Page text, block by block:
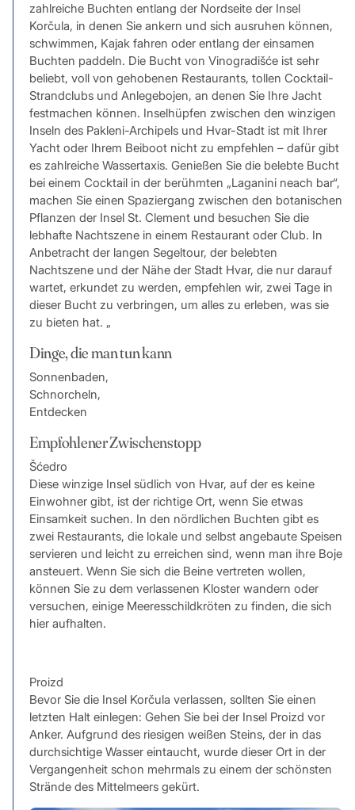
zahlreiche Buchten entlang der Nordseite der Insel
Korčula, in denen Sie ankern und sich ausruhen können,
schwimmen, Kajak fahren oder entlang der einsamen
Buchten paddeln. Die Bucht von Vinogradišće ist sehr
beliebt, voll von gehobenen Restaurants, tollen Cocktail-
Strandclubs und Anlegebojen, an denen Sie Ihre Jacht
festmachen können. Inselhüpfen zwischen den winzigen
Inseln des Pakleni-Archipels und Hvar-Stadt ist mit Ihrer
Yacht oder Ihrem Beiboot nicht zu empfehlen – dafür gibt
es zahlreiche Wassertaxis. Genießen Sie die belebte Bucht
bei einem Cocktail in der berühmten „Laganini neach bar“,
machen Sie einen Spaziergang zwischen den botanischen
Pflanzen der Insel St. Clement und besuchen Sie die
lebhafte Nachtszene in einem Restaurant oder Club. In
Anbetracht der langen Segeltour, der belebten
Nachtszene und der Nähe der Stadt Hvar, die nur darauf
wartet, erkundet zu werden, empfehlen wir, zwei Tage in
dieser Bucht zu verbringen, um alles zu erleben, was sie
zu bieten hat. „
Dinge, die man tun kann
Sonnenbaden,
Schnorcheln,
Entdecken
Empfohlener Zwischenstopp
Šćedro
Diese winzige Insel südlich von Hvar, auf der es keine
Einwohner gibt, ist der richtige Ort, wenn Sie etwas
Einsamkeit suchen. In den nördlichen Buchten gibt es
zwei Restaurants, die lokale und selbst angebaute Speisen
servieren und leicht zu erreichen sind, wenn man ihre Boje
ansteuert. Wenn Sie sich die Beine vertreten wollen,
können Sie zu dem verlassenen Kloster wandern oder
versuchen, einige Meeresschildkröten zu finden, die sich
hier aufhalten.
Proizd
Bevor Sie die Insel Korčula verlassen, sollten Sie einen
letzten Halt einlegen: Gehen Sie bei der Insel Proizd vor
Anker. Aufgrund des riesigen weißen Steins, der in das
durchsichtige Wasser eintaucht, wurde dieser Ort in der
Vergangenheit schon mehrmals zu einem der schönsten
Strände des Mittelmeers gekürt.